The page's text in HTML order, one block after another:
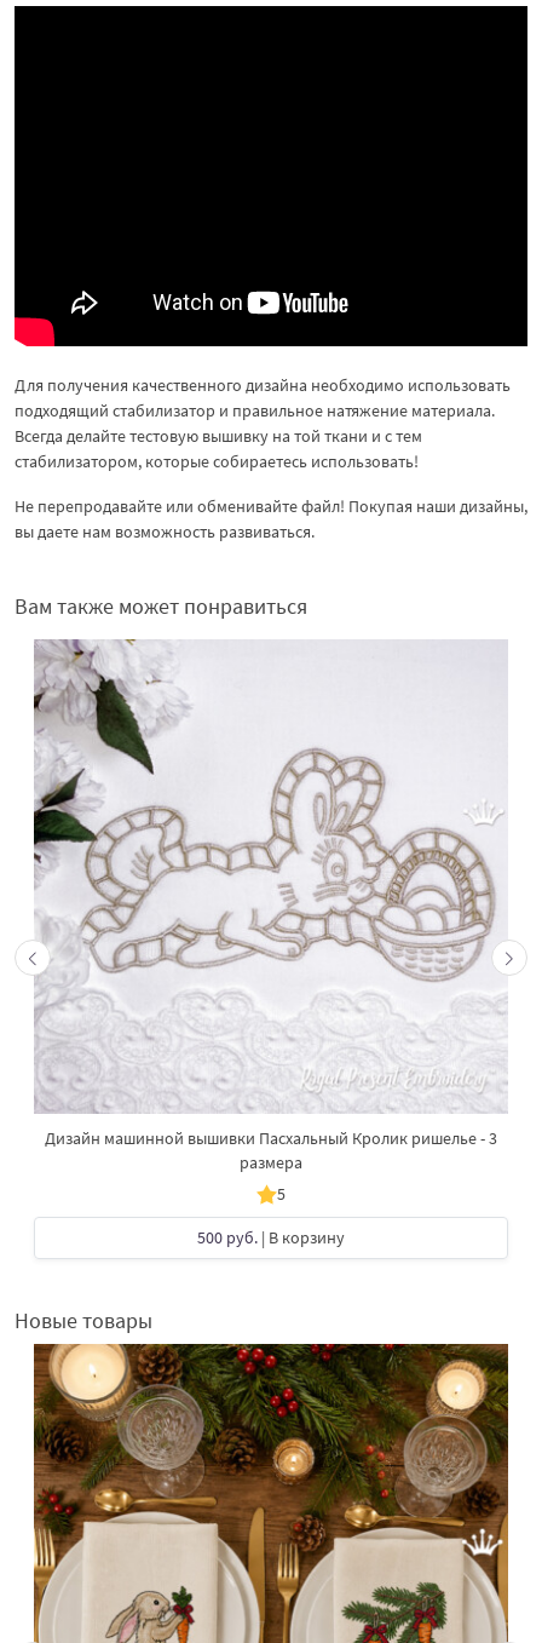
Для получения качественного дизайна необходимо использовать
подходящий стабилизатор и правильное натяжение материала.
Всегда делайте тестовую вышивку на той ткани и с тем
стабилизатором, которые собираетесь использовать!
Не перепродавайте или обменивайте файл! Покупая наши дизайны,
вы даете нам возможность развиваться.
Вам также может понравиться
Дизайн машинной вышивки Пасхальный Кролик ришелье - 3
размера
5
500 руб. | В корзину
Новые товары